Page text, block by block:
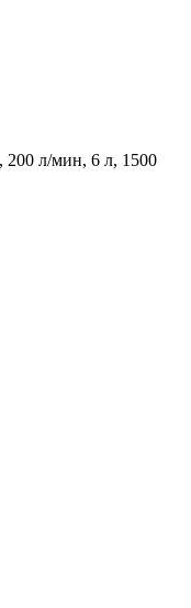
200 л/мин, 6 л, 1500